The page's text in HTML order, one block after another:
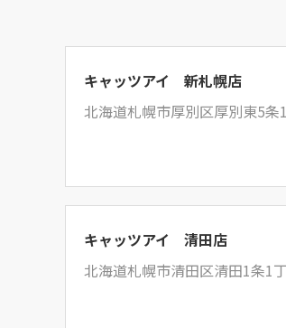
キャッツアイ 新札幌店
北海道札幌市厚別区厚別東5条
キャッツアイ 清田店
北海道札幌市清田区清田1条1